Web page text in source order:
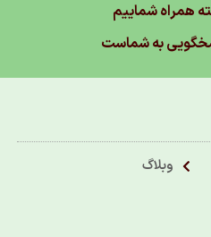
به شماست
وبلاگ